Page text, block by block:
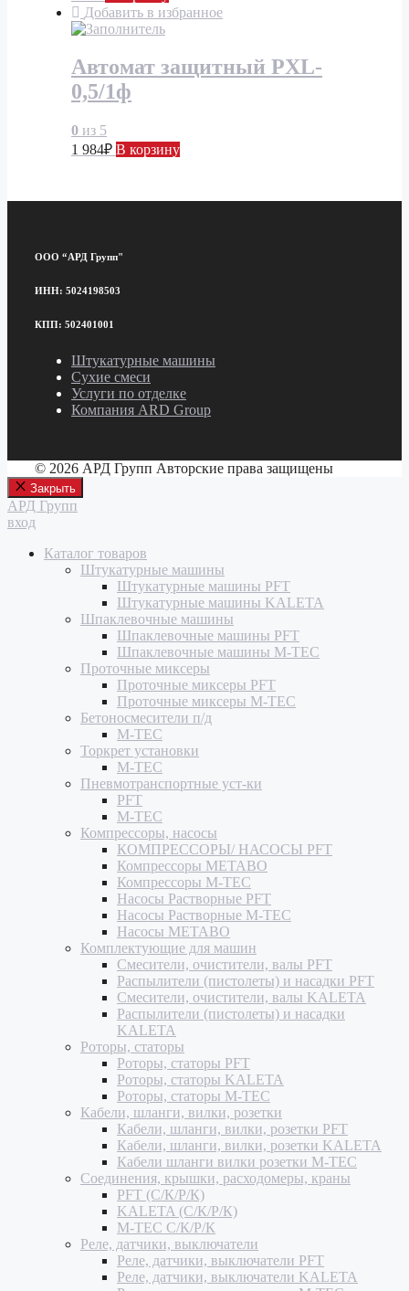
Добавить в избранное
Автомат защитный PXL-
0,5/1ф
0 из 5
1 984₽ В корзину
ООО “АРД Групп"
ИНН: 5024198503
КПП: 502401001
Штукатурные машины
Сухие смеси
Услуги по отделке
Компания ARD Group
© 2026 АРД Групп Авторские права защищены
Закрыть
АРД Групп
вход
Каталог товаров
Штукатурные машины
Штукатурные машины PFT
Штукатурные машины KALETA
Шпаклевочные машины
Шпаклевочные машины PFT
Шпаклевочные машины M-TEC
Проточные миксеры
Проточные миксеры PFT
Проточные миксеры M-TEC
Бетоносмесители п/д
M-TEC
Торкрет установки
M-TEC
Пневмотранспортные уст-ки
PFT
M-TEC
Компрессоры, насосы
КОМПРЕССОРЫ/ НАСОСЫ PFT
Компрессоры METABO
Компрессоры M-TEC
Насосы Растворные PFT
Насосы Растворные M-TEC
Насосы METABO
Комплектующие для машин
Смесители, очистители, валы PFT
Распылители (пистолеты) и насадки PFT
Смесители, очистители, валы KALETA
Распылители (пистолеты) и насадки
KALETA
Роторы, статоры
Роторы, статоры PFT
Роторы, статоры KALETA
Роторы, статоры M-TEC
Кабели, шланги, вилки, розетки
Кабели, шланги, вилки, розетки PFT
Кабели, шланги, вилки, розетки KALETA
Кабели шланги вилки розетки M-TEC
Соединения, крышки, расходомеры, краны
PFT (С/К/Р/К)
KALETA (С/К/Р/К)
M-TEC С/К/Р/К
Реле, датчики, выключатели
Реле, датчики, выключатели PFT
Реле, датчики, выключатели KALETA